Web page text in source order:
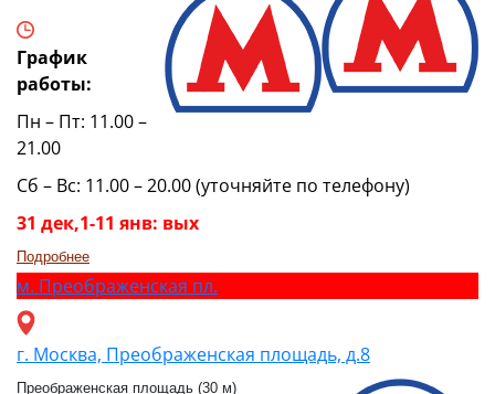
График
работы:
Пн – Пт: 11.00 –
21.00
Сб – Вс: 11.00 – 20.00 (уточняйте по телефону)
31 дек,1-11 янв: вых
Подробнее
м. Преображенская пл.
г. Москва, Преображенская площадь, д.8
Преображенская площадь (30 м)